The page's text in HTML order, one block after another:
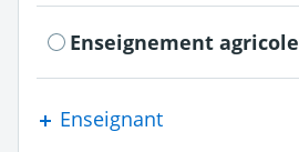
Enseignement agricole
Enseignant